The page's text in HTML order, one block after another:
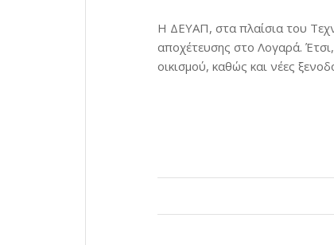
Η ΔΕΥΑΠ, στα πλαίσια του
αποχέτευσης στο Λογαρά.
οικισμού, καθώς και νέες